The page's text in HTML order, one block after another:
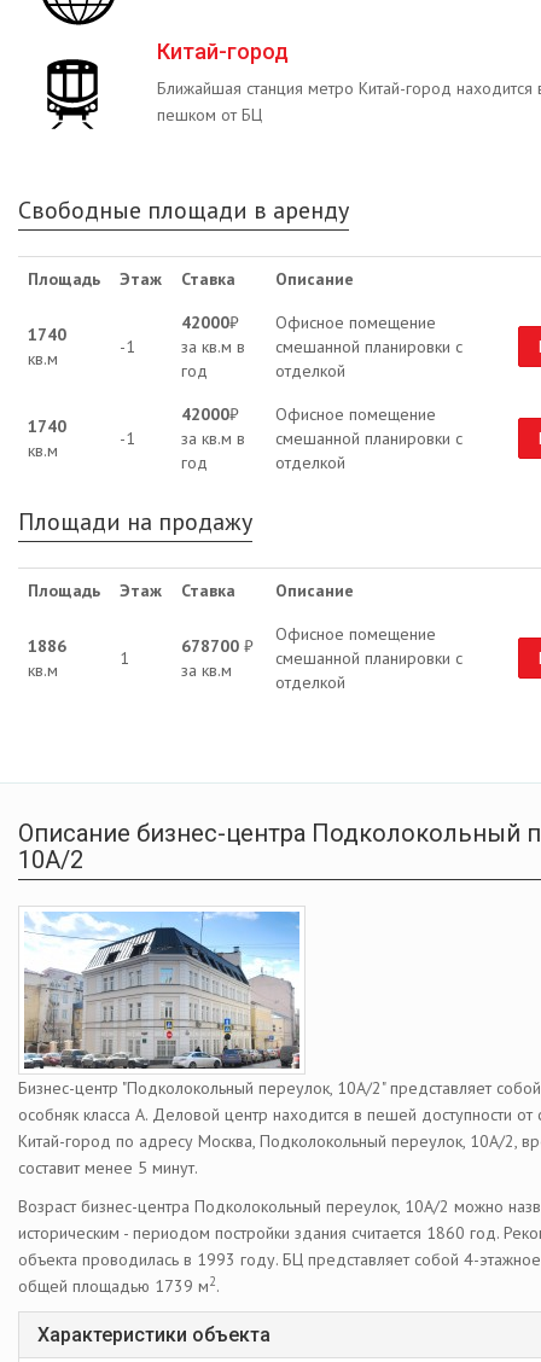
Китай-город
Ближайшая станция метро Китай-город находится
пешком от БЦ
Свободные площади в аренду
Площадь Этаж Ставка Описание
1740
кв.м
-1
42000₽
за кв.м в
год
Офисное помещение
смешанной планировки с
отделкой
1740
кв.м
-1
42000₽
за кв.м в
год
Офисное помещение
смешанной планировки с
отделкой
Площади на продажу
Площадь Этаж Ставка Описание
1886
кв.м
1
678700 ₽
за кв.м
Офисное помещение
смешанной планировки с
отделкой
Описание бизнес-центра Подколокольный
10А/2
Бизнес-центр "Подколокольный переулок, 10А/2" представляет
особняк класса А. Деловой центр находится в пешей доступности от
Китай-город по адресу Москва, Подколокольный переулок, 10А/2,
составит менее 5 минут.
Возраст бизнес-центра Подколокольный переулок, 10А/2 можно
историческим - периодом постройки здания считается 1860 год.
объекта проводилась в 1993 году. БЦ представляет собой 4-
общей площадью 1739 м2.
Характеристики объекта